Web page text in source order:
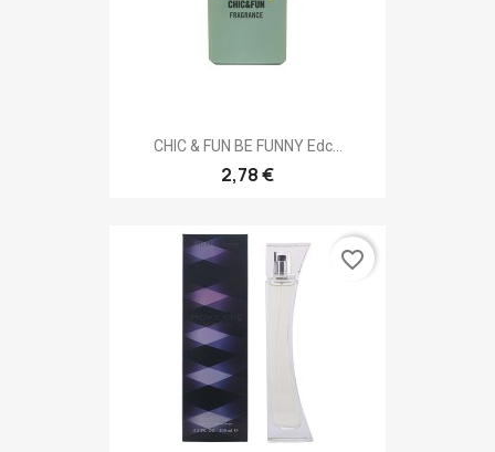
CHIC & FUN BE FUNNY Edc...
2,78 €
favorite_border